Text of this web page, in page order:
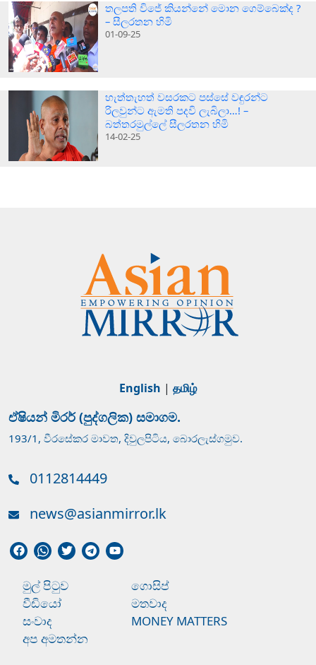
තලපති විජේ කියන්නේ මොන ගෙම්බෙක්ද ?
– සීලරතන හිමි
01-09-25
හැත්තැහත් වසරකට පස්සේ වඳුරන්ට
රිලවුන්ට ඇමති පදවි ලැබිලා…! –
බත්තරමුල්ලේ සීලරතන හිමි
14-02-25
English | தமிழ்
ඒෂියන් මිරර් (පුද්ගලික) සමාගම.
193/1, වීරසේකර මාවත, දිවුලපිටිය, බොරලැස්ගමුව.
0112814449
news@asianmirror.lk
මුල් පිටුව
ගොසිප්
වීඩියෝ
මතවාද
සංවාද
MONEY MATTERS
අප අමතන්න